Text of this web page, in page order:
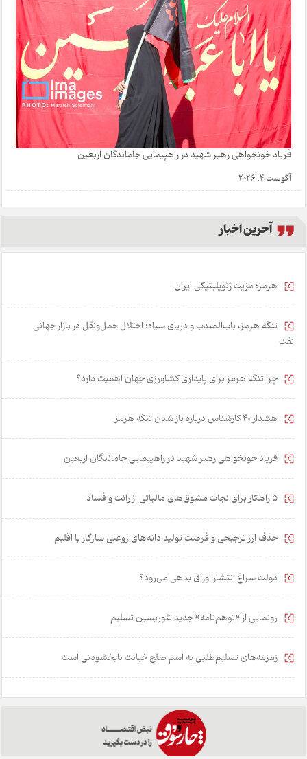
فریاد خونخواهی رهبر شهید در راهپیمایی جاماندگان اربعین
آگوست 4, 2026
آخرین اخبار
هرمز؛ مزیت ژئوپلیتیکی ایران
تنگه هرمز، باب‌المندب و دریای سیاه؛ اختلال حمل‌ونقل در بازار جهانی
نفت
چرا تنگه هرمز برای پایداری کشاورزی جهان اهمیت دارد؟
هشدار 40 کارشناس درباره باز شدن تنگه هرمز
فریاد خونخواهی رهبر شهید در راهپیمایی جاماندگان اربعین
۵ راهکار برای نجات مشوق‌های مالیاتی از رانت و فساد
حذف ارز ترجیحی و فرصت تولید دانه‌های روغنی سازگار با اقلیم
دولت سراغ انتشار اوراق بدهی می‌رود؟
رونمایی از «توهم‌نامه» جدید تئور‌یسین تسلیم
زمزمه‌های تسلیم‌طلبی به اسم صلح خیانت نابخشودنی است